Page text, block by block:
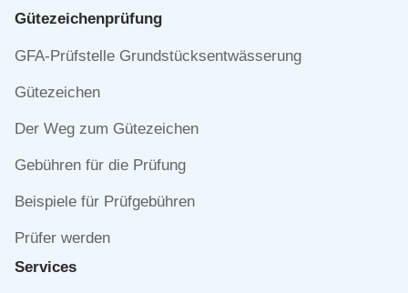
Gütezeichen­prüfung
Navigation
GFA-Prüfstelle Grundstücksentwässerung
Gütezeichen
Der Weg zum Gütezeichen
Gebühren für die Prüfung
Beispiele für Prüfgebühren
Prüfer werden
Services